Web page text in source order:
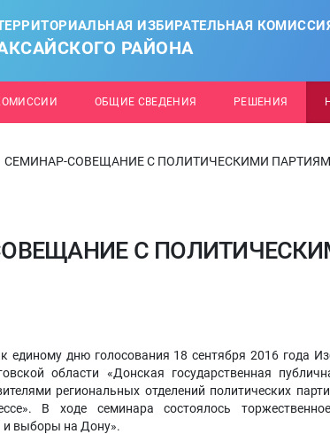
ИЗБИРАТЕЛЬНАЯ
РАЙОНА
ОБЩИЕ СВЕДЕНИЯ РЕШЕНИЯ
СЕМИНАР-СОВЕЩАНИЕ С ПОЛИТИЧЕСКИМИ
С
единому дню голосования 18 сентября 2016 года
области «Донская государственная
региональных отделений политических
В ходе семинара состоялось
и выборы на Дону».